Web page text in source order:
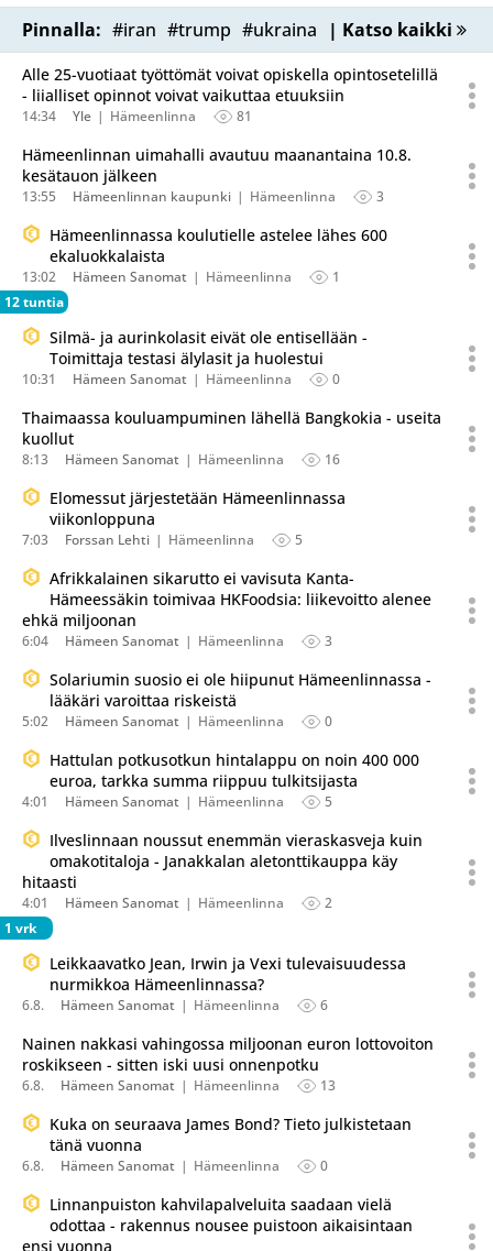
Pinnalla: #iran #trump #ukraina | Katso kaikki
Alle 25-vuotiaat työttömät voivat opiskella opintosetelillä
- liialliset opinnot voivat vaikuttaa etuuksiin
14:34 Yle Hämeenlinna 81
Hämeenlinnan uimahalli avautuu maanantaina 10.8.
kesätauon jälkeen
13:55 Hämeenlinnan kaupunki Hämeenlinna 3
Hämeenlinnassa koulutielle astelee lähes 600
ekaluokkalaista
13:02 Hämeen Sanomat Hämeenlinna
1
12 tuntia
Silmä- ja aurinkolasit eivät ole entisellään -
Toimittaja testasi älylasit ja huolestui
10:31 Hämeen Sanomat Hämeenlinna 0
Thaimaassa kouluampuminen lähellä Bangkokia - useita
kuollut
8:13 Hämeen Sanomat Hämeenlinna 16
Elomessut järjestetään Hämeenlinnassa
viikonloppuna
7:03 Forssan Lehti Hämeenlinna 5
Afrikkalainen sikarutto ei vavisuta Kanta-
Hämeessäkin toimivaa HKFoodsia: liikevoitto alenee
ehkä miljoonan
6:04 Hämeen Sanomat Hämeenlinna 3
Solariumin suosio ei ole hiipunut Hämeenlinnassa -
lääkäri varoittaa riskeistä
5:02 Hämeen Sanomat Hämeenlinna 0
Hattulan potkusotkun hintalappu on noin 400 000
euroa, tarkka summa riippuu tulkitsijasta
4:01 Hämeen Sanomat Hämeenlinna 5
Ilveslinnaan noussut enemmän vieraskasveja kuin
omakotitaloja - Janakkalan aletonttikauppa käy
hitaasti
4:01 Hämeen Sanomat Hämeenlinna
2
1 vrk
Leikkaavatko Jean, Irwin ja Vexi tulevaisuudessa
nurmikkoa Hämeenlinnassa?
6.8. Hämeen Sanomat Hämeenlinna 6
Nainen nakkasi vahingossa miljoonan euron lottovoiton
roskikseen - sitten iski uusi onnenpotku
6.8. Hämeen Sanomat Hämeenlinna 13
Kuka on seuraava James Bond? Tieto julkistetaan
tänä vuonna
6.8. Hämeen Sanomat Hämeenlinna 0
Linnanpuiston kahvilapalveluita saadaan vielä
odottaa - rakennus nousee puistoon aikaisintaan
ensi vuonna